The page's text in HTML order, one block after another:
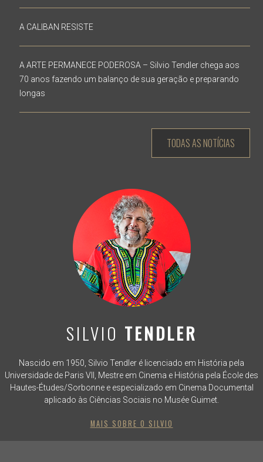
A CALIBAN RESISTE
A ARTE PERMANECE PODEROSA – Silvio Tendler chega aos
70 anos fazendo um balanço de sua geração e preparando
longas
TODAS AS NOTÍCIAS
SILVIO TENDLER
Nascido em 1950, Silvio Tendler é licenciado em História pela
Universidade de Paris VII, Mestre em Cinema e História pela École des
Hautes-Études/Sorbonne e especializado em Cinema Documental
aplicado às Ciências Sociais no Musée Guimet.
MAIS SOBRE O SILVIO